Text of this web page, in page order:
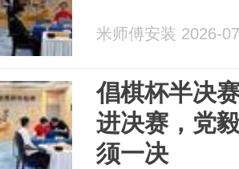
米师傅安装 2026-
倡棋杯半决
进决赛，党
须一决